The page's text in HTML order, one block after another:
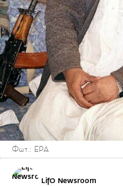
Φωτ.: EPA
LifO Newsroom